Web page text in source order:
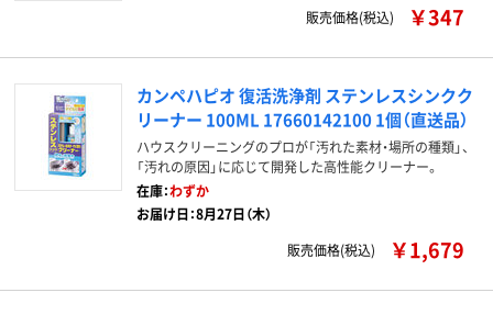
販売価格(税込) ￥347
カンペハピオ 復活洗浄剤 ステンレスシンクク
リーナー 100ML 17660142100 1個（直送品）
ハウスクリーニングのプロが「汚れた素材・場所の種類」、
「汚れの原因」に応じて開発した高性能クリーナー。
在庫：わずか
お届け日：8月27日（木）
販売価格(税込)
￥1,679